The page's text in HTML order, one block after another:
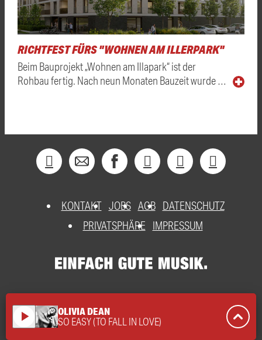
RICHTFEST FÜRS "WOHNEN AM ILLERPARK"
Beim Bauprojekt „Wohnen am Illapark“ ist der
Rohbau fertig. Nach neun Monaten Bauzeit wurde …
KONTAKT JOBS AGB DATENSCHUTZ
PRIVATSPHÄRE
IMPRESSUM
play_arrow OLIVIA DEAN
SO EASY (TO FALL IN LOVE)